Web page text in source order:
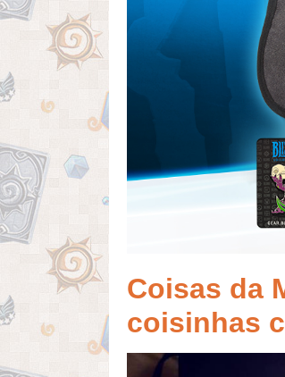
Coisas da
coisinhas